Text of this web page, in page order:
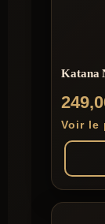
Katana
Voir le